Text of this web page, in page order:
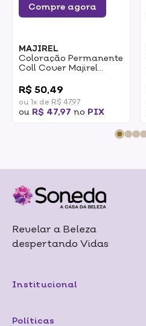
Compre agora
MAJIREL
Coloração Permanente
Coll Cover Majirel
Acinzentado Dourado
60g
R$ 50,49
ou 1x de R$ 47,97
ou R$ 47,97 no PIX
Revelar a Beleza
despertando Vidas
Institucional
Políticas